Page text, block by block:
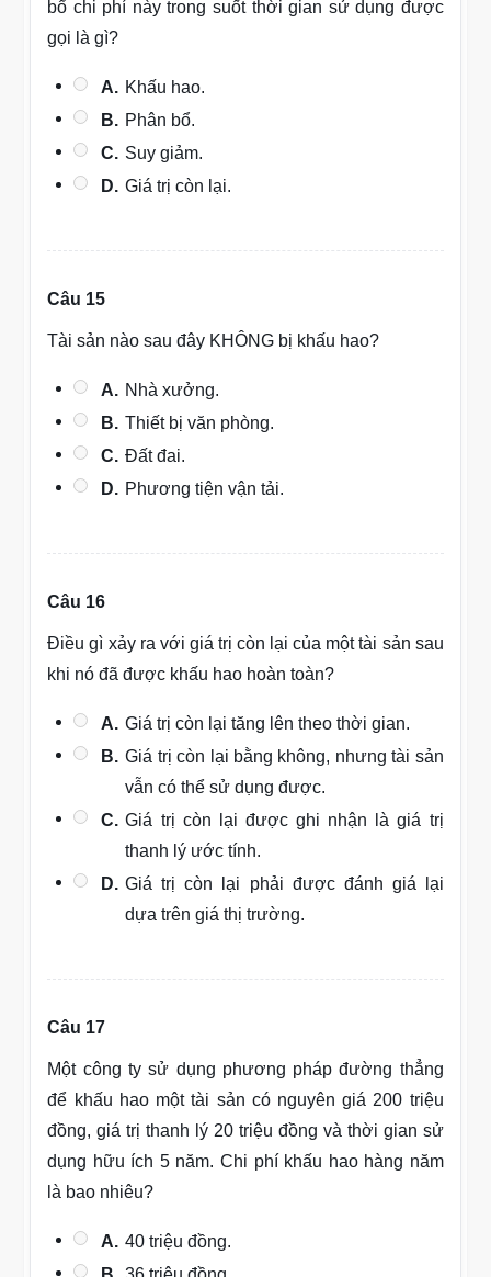
bổ chi phí này trong suốt thời gian sử dụng được
gọi là gì?
A. Khấu hao.
B. Phân bổ.
C. Suy giảm.
D. Giá trị còn lại.
Câu 15
Tài sản nào sau đây KHÔNG bị khấu hao?
A. Nhà xưởng.
B. Thiết bị văn phòng.
C. Đất đai.
D. Phương tiện vận tải.
Câu 16
Điều gì xảy ra với giá trị còn lại của một tài sản sau
khi nó đã được khấu hao hoàn toàn?
A. Giá trị còn lại tăng lên theo thời gian.
B. Giá trị còn lại bằng không, nhưng tài sản
vẫn có thể sử dụng được.
C. Giá trị còn lại được ghi nhận là giá trị
thanh lý ước tính.
D. Giá trị còn lại phải được đánh giá lại
dựa trên giá thị trường.
Câu 17
Một công ty sử dụng phương pháp đường thẳng
để khấu hao một tài sản có nguyên giá 200 triệu
đồng, giá trị thanh lý 20 triệu đồng và thời gian sử
dụng hữu ích 5 năm. Chi phí khấu hao hàng năm
là bao nhiêu?
A. 40 triệu đồng.